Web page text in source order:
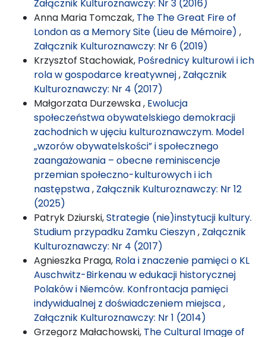
Załącznik Kulturoznawczy: Nr 3 (2016)
Anna Maria Tomczak, The The Great Fire of
London as a Memory Site (Lieu de Mémoire) ,
Załącznik Kulturoznawczy: Nr 6 (2019)
Krzysztof Stachowiak, Pośrednicy kulturowi i ich
rola w gospodarce kreatywnej, Załącznik
Kulturoznawczy: Nr 4 (2017)
Małgorzata Durzewska , Ewolucja
społeczeństwa obywatelskiego demokracji
zachodnich w ujęciu kulturoznawczym. Model
„wzorów obywatelskości” i społecznego
zaangażowania – obecne reminiscencje
przemian społeczno-kulturowych i ich
następstwa, Załącznik Kulturoznawczy: Nr 12
(2025)
Patryk Dziurski,Strategie (nie)instytucji kultury.
Studium przypadku Zamku Cieszyn, Załącznik
Kulturoznawczy: Nr 4 (2017)
Agnieszka Praga, Rola i znaczenie pamięci o KL
Auschwitz-Birkenau w edukacji historycznej
Polaków i Niemców. Konfrontacja pamięci
indywidualnej z doświadczeniem miejsca,
Załącznik Kulturoznawczy: Nr 1 (2014)
Grzegorz Małachowski, The Cultural Image of